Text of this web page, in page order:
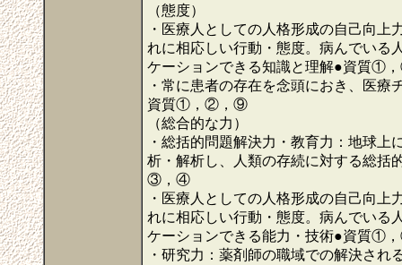
（態度）
・医療人としての人格形成の自己向
れに相応しい行動・態度。病んでいる
ケーションできる知識と理解●資質
・常に患者の存在を念頭におき、医
資質①，②，⑨
（総合的な力）
・総括的問題解決力・教育力：地球
析・解析し、人類の存続に対する総括
③，④
・医療人としての人格形成の自己向
れに相応しい行動・態度。病んでいる
ケーションできる能力・技術●資質
・研究力：薬剤師の職域での解決さ